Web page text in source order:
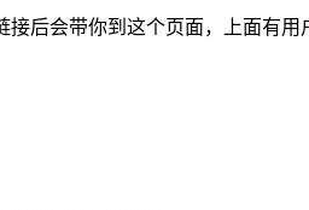
后会带你到这个页面，上面有用